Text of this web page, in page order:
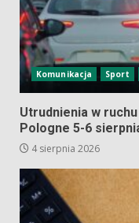
Komunikacja Sport
Utrudnienia w
Pologne 5-6
4 sierpnia 2026